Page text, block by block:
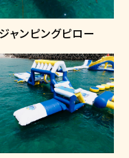
ジャンピングピロー